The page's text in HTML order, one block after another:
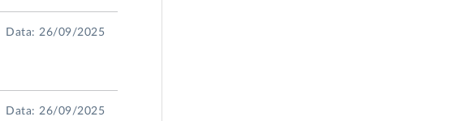
Data: 26/09/2025
Data: 26/09/2025